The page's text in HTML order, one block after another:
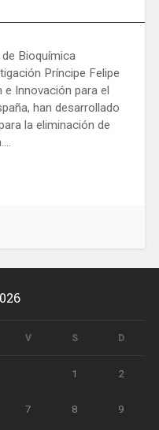
Bioquímica
Príncipe Felipe
e Innovación para el
han desarrollado
la eliminación de
V S D
1 2
7 8 9